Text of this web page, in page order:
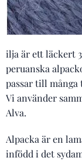
ilja är ett läckert
peruanska
passar till många
Vi använder
Alva.
Alpacka är en
infödd i det